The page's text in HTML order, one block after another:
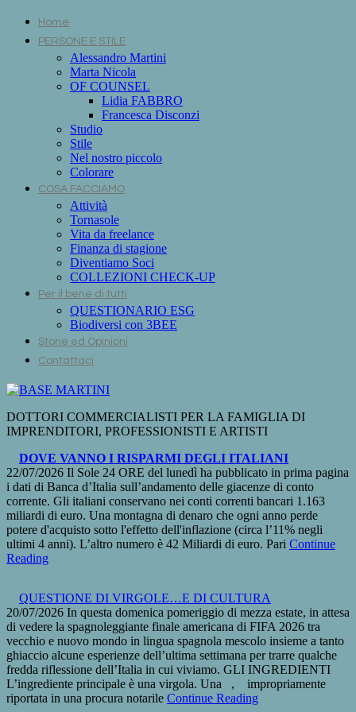
Home
PERSONE E STILE
Alessandro Martini
Marta Nicola
OF COUNSEL
Lidia FABBRO
Francesca Disconzi
Studio
Stile
Nel nostro piccolo
Colorare
COSA FACCIAMO
Attività
Tornasole
Vita da freelance
Finanza di stagione
Diventiamo Soci
COLLEZIONI CHECK-UP
Per il bene di tutti
QUESTIONARIO ESG
Biodiversi con 3BEE
Storie ed Opinioni
Contattaci
DOTTORI COMMERCIALISTI PER LA FAMIGLIA DI
IMPRENDITORI, PROFESSIONISTI E ARTISTI
DOVE VANNO I RISPARMI DEGLI ITALIANI
22/07/2026 Il Sole 24 ORE del lunedì ha pubblicato in prima pagina
i dati di Banca d’Italia sull’andamento delle giacenze di conto
corrente. Gli italiani conservano nei conti correnti bancari 1.163
miliardi di euro. Una montagna di denaro che ogni anno perde
potere d'acquisto sotto l'effetto dell'inflazione (circa l’11% negli
ultimi 4 anni). L’altro numero è 42 Miliardi di euro. Pari Continue
Reading
QUESTIONE DI VIRGOLE…E DI CULTURA
20/07/2026 In questa domenica pomeriggio di mezza estate, in attesa
di vedere la spagnoleggiante finale americana di FIFA 2026 tra
vecchio e nuovo mondo in lingua spagnola mescolo insieme a tanto
ghiaccio alcune esperienze dell’ultima settimana per trarre qualche
fredda riflessione dell’Italia in cui viviamo. GLI INGREDIENTI
L’ingrediente principale è una virgola. Una , impropriamente
riportata in una procura notarile Continue Reading